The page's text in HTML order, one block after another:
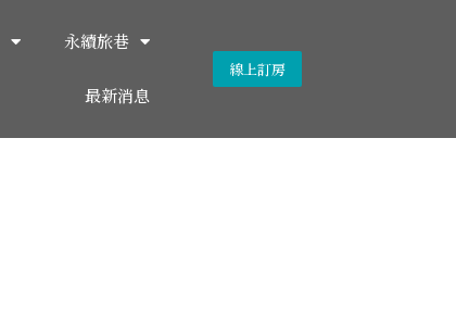
永續旅巷
最新消息
線上訂房